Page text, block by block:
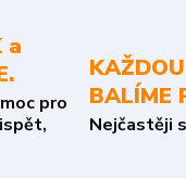
a
pro
BALÍME
Nejčastěji